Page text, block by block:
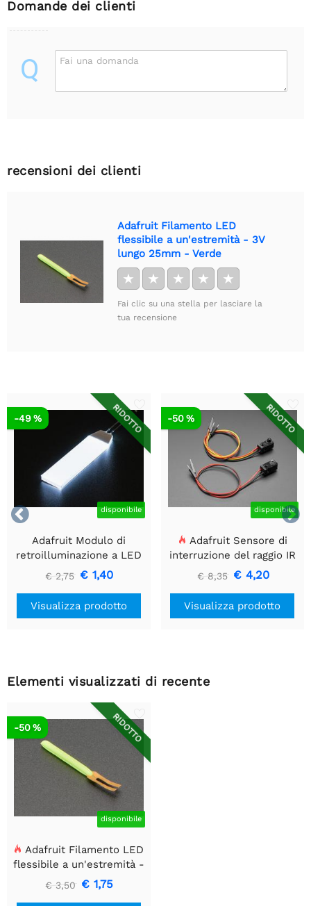
Domande dei clienti
Q Fai una domanda
recensioni dei clienti
Adafruit Filamento LED
flessibile a un'estremità - 3V
lungo 25mm - Verde
★ ★ ★ ★ ★
Fai clic su una stella per lasciare la
tua recensione


RIDOTTO
disponibile
-49 %
Adafruit Modulo di
retroilluminazione a LED
bianco - Piccolo 12 mm x
40 mm
€ 2,75 € 1,40
Visualizza prodotto
RIDOTTO
disponibile
-50 %
Adafruit Sensore di
interruzione del raggio IR
con estremità del
connettore del cavo di alta
qualità - LED da 5 mm
€ 8,35 € 4,20
Visualizza prodotto
Elementi visualizzati di recente
RIDOTTO
disponibile
-50 %
Adafruit Filamento LED
flessibile a un'estremità -
3V lungo 25mm - Verde
€ 3,50 € 1,75